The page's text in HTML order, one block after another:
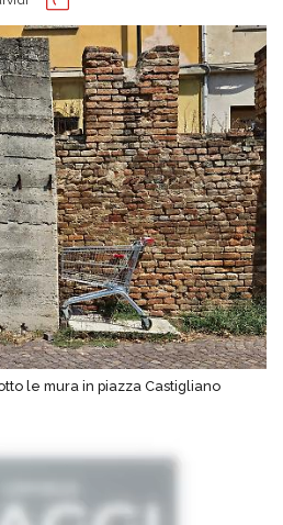
le mura in piazza Castigliano